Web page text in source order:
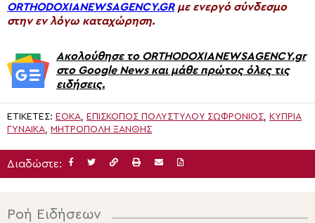
ORTHODOXIANEWSAGENCY.GRμε ενεργό σύνδεσμο
στην εν λόγω καταχώρηση.
Ακολούθησε το ORTHODOXIANEWSAGENCY.gr
στο Google News και μάθε πρώτος όλες τις
ειδήσεις.
ΕΤΙΚΈΤΕΣ: ΕΟΚΑ, ΕΠΊΣΚΟΠΟΣ ΠΟΛΥΣΤΎΛΟΥ ΣΩΦΡΌΝΙΟΣ, ΚΎΠΡΙΑ
ΓΥΝΑΊΚΑ, ΜΗΤΡΟΠΟΛΗ ΞΑΝΘΗΣ
Διαδώστε:
Ροή Ειδήσεων